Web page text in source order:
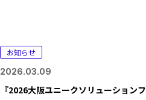
お知らせ
2026.03.09
『2026大阪ユニークソリューションフ